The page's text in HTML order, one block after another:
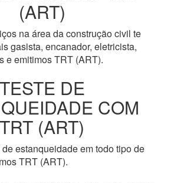
(ART)
na área da construção civil te
gasista, encanador, eletricista,
e emitimos TRT (ART).
TESTE DE
COM
TRT (ART)
estanqueidade em todo tipo de
TRT (ART).